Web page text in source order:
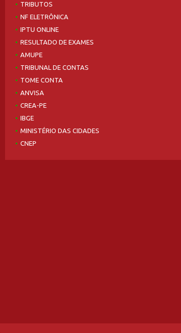
TRIBUTOS
NF ELETRÔNICA
IPTU ONLINE
RESULTADO DE EXAMES
AMUPE
TRIBUNAL DE CONTAS
TOME CONTA
ANVISA
CREA-PE
IBGE
MINISTÉRIO DAS CIDADES
CNEP